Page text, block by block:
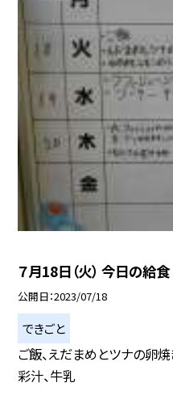
７月18日（火） 今日の給食
公開日 2023/07/18
できごと
ご飯、えだまめとツナの卵
彩汁、牛乳